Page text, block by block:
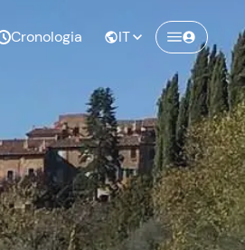
Cronologia IT
Freedome
community di avventurieri
ricordi indimenticabili!